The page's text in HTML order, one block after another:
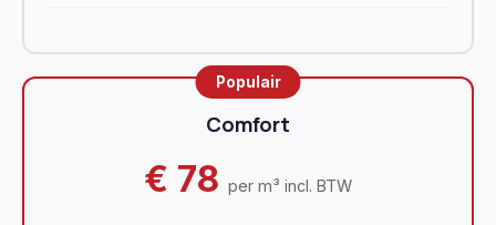
Comfort
€ 78 per m³ incl. BTW